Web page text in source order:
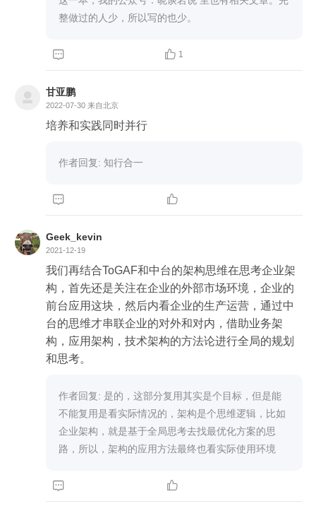
整做过的人少，所以写的也少。
  1
甘亚鹏
2022-07-30 来自北京
培养和实践同时并行
作者回复: 知行合一
 
Geek_kevin
2021-12-19
我们再结合ToGAF和中台的架构思维在思考企业架
构，首先还是关注在企业的外部市场环境，企业的
前台应用这块，然后内看企业的生产运营，通过中
台的思维才串联企业的对外和对内，借助业务架
构，应用架构，技术架构的方法论进行全局的规划
和思考。
作者回复: 是的，这部分复用其实是个目标，但是能
不能复用是看实际情况的，架构是个思维逻辑，比如
企业架构，就是基于全局思考去找最优化方案的思
路，所以，架构的应用方法最终也看实际使用环境
 